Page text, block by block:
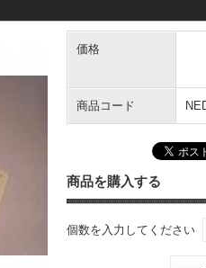
価格
商品コード
商品を購入する
個数を入力してください